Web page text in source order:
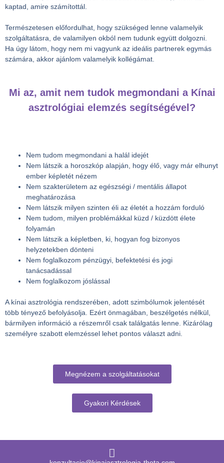
kaptad, amire számítottál.
Természetesen előfordulhat, hogy szükséged lenne valamelyik
szolgáltatásra, de valamilyen okból nem tudunk együtt dolgozni.
Ha úgy látom, hogy nem mi vagyunk az ideális partnerek egymás
számára, akkor ajánlom valamelyik kollégámat.
Mi az, amit nem tudok megmondani a Kínai
asztrológiai elemzés segítségével?
Nem tudom megmondani a halál idejét
Nem látszik a horoszkóp alapján, hogy élő, vagy már elhunyt
ember képletét nézem
Nem szakterületem az egészségi / mentális állapot
meghatározása
Nem látszik milyen szinten éli az életét a hozzám forduló
Nem tudom, milyen problémákkal küzd / küzdött élete
folyamán
Nem látszik a képletben, ki, hogyan fog bizonyos
helyzetekben dönteni
Nem foglalkozom pénzügyi, befektetési és jogi
tanácsadással
Nem foglalkozom jóslással
A kínai asztrológia rendszerében, adott szimbólumok jelentését
több tényező befolyásolja. Ezért önmagában, beszélgetés nélkül,
bármilyen információ a részemről csak találgatás lenne. Kizárólag
személyre szabott elemzéssel lehet pontos választ adni.
Megnézem a szolgáltatásokat
Gyakori Kérdések